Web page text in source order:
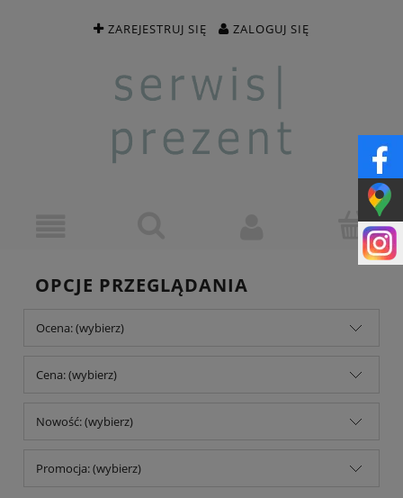
ZAREJESTRUJ SIĘ ZALOGUJ SIĘ
OPCJE PRZEGLĄDANIA
Ocena: (wybierz)
Cena: (wybierz)
Nowość: (wybierz)
Promocja: (wybierz)